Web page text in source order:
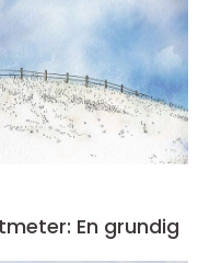
En grundig